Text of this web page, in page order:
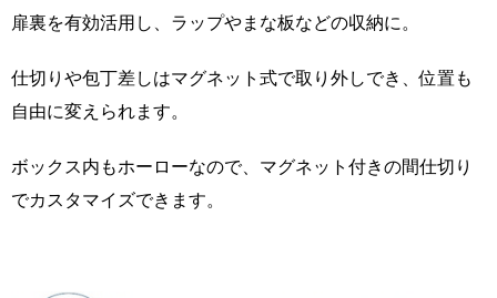
扉裏を有効活用し、ラップやまな板などの収納に。
仕切りや包丁差しはマグネット式で取り外しでき、位置も
自由に変えられます。
ボックス内もホーローなので、マグネット付きの間仕切り
でカスタマイズできます。